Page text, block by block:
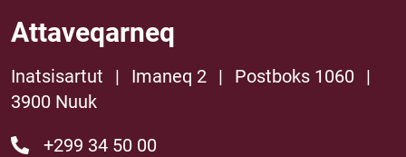
Attaveqarneq
Inatsisartut | Imaneq 2 | Postboks 1060
|
3900 Nuuk
+299 34 50 00